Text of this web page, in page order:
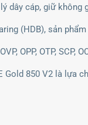
dây cáp, giữ không
(HDB), sản
OPP, OTP,
Gold 850 V2 là lựa